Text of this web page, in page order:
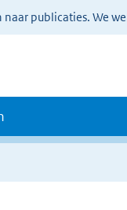
publicaties. We